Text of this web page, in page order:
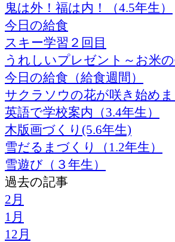
鬼は外！福は内！（4.5年生）
今日の給食
スキー学習２回目
うれしいプレゼント～お米
今日の給食（給食週間）
サクラソウの花が咲き始め
英語で学校案内（3.4年生）
木版画づくり(5.6年生)
雪だるまづくり（1.2年生）
雪遊び（３年生）
過去の記事
2月
1月
12月